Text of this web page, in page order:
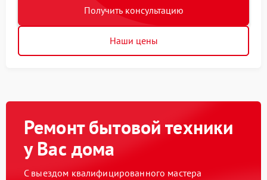
Получить консультацию
Наши цены
Ремонт бытовой техники
у Вас дома
С выездом квалифицированного мастера